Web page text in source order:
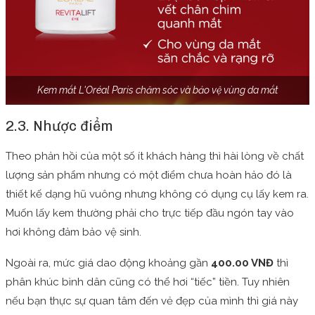
Kem mắt L'Oréal Paris chăm sóc và bảo vệ vùng da mắt
2.3. Nhược điểm
Theo phản hồi của một số ít khách hàng thì hài lòng về chất
lượng sản phẩm nhưng có một điểm chưa hoàn hảo đó là
thiết kế dạng hũ vuông nhưng không có dụng cụ lấy kem ra.
Muốn lấy kem thường phải cho trực tiếp đầu ngón tay vào
hơi không đảm bảo vệ sinh.
Ngoài ra, mức giá dao động khoảng gần 400.00 VNĐ thì
phân khúc bình dân cũng có thể hơi “tiếc” tiền. Tuy nhiên
nếu bạn thực sự quan tâm đến vẻ đẹp của mình thì giá này